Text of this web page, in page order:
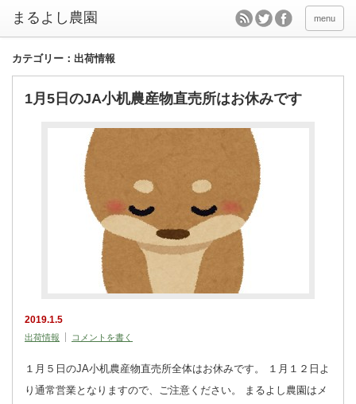
menu
カテゴリー：出荷情報
1月5日のJA小机農産物直売所はお休みです
2019.1.5
出荷情報 コメントを書く
１月５日のJA小机農産物直売所全体はお休みです。 １月１２日よ
り通常営業となりますので、ご注意ください。 まるよし農園はメ